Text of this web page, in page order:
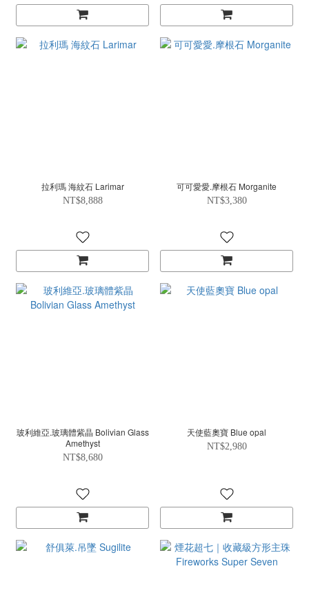
拉利瑪 海紋石 Larimar
NT$8,888
可可愛愛.摩根石 Morganite
NT$3,380
玻利維亞.玻璃體紫晶 Bolivian Glass
Amethyst
NT$8,680
天使藍奧寶 Blue opal
NT$2,980